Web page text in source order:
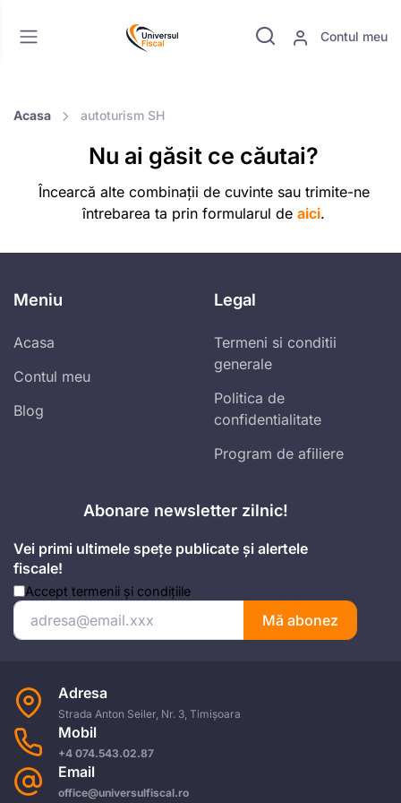
Contul meu
Acasa autoturism SH
Nu ai găsit ce căutai?
Încearcă alte combinații de cuvinte sau trimite-ne
întrebarea ta prin formularul de aici.
Meniu
Acasa
Contul meu
Blog
Legal
Termeni si conditii
generale
Politica de
confidentialitate
Program de afiliere
Abonare newsletter zilnic!
Vei primi ultimele spețe publicate și alertele
fiscale!
Accept termenii și condițiile
Mă abonez
Adresa
Strada Anton Seiler, Nr. 3, Timișoara
Mobil
+4 074.543.02.87
Email
office@universulfiscal.ro